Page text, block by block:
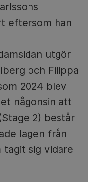
eftersom han
utgör
och Filippa
2024 blev
någonsin att
2) består
lagen från
tagit sig vidare